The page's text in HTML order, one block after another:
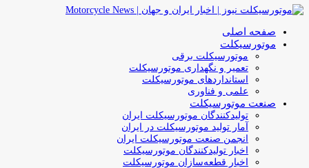
صفحه اصلی
موتورسیکلت
موتورسیکلت برقی
تعمیر و نگهداری موتورسیکلت
استانداردهای موتورسیکلت
علمی و فناوری
صنعت موتورسیکلت
تولیدکنندگان موتورسیکلت ایران
آمار تولید موتورسیکلت در ایران
انجمن صنعت موتورسیکلت ایران
اخبار تولیدکنندگان موتورسیکلت
اخبار قطعه‌سازان موتورسیکلت